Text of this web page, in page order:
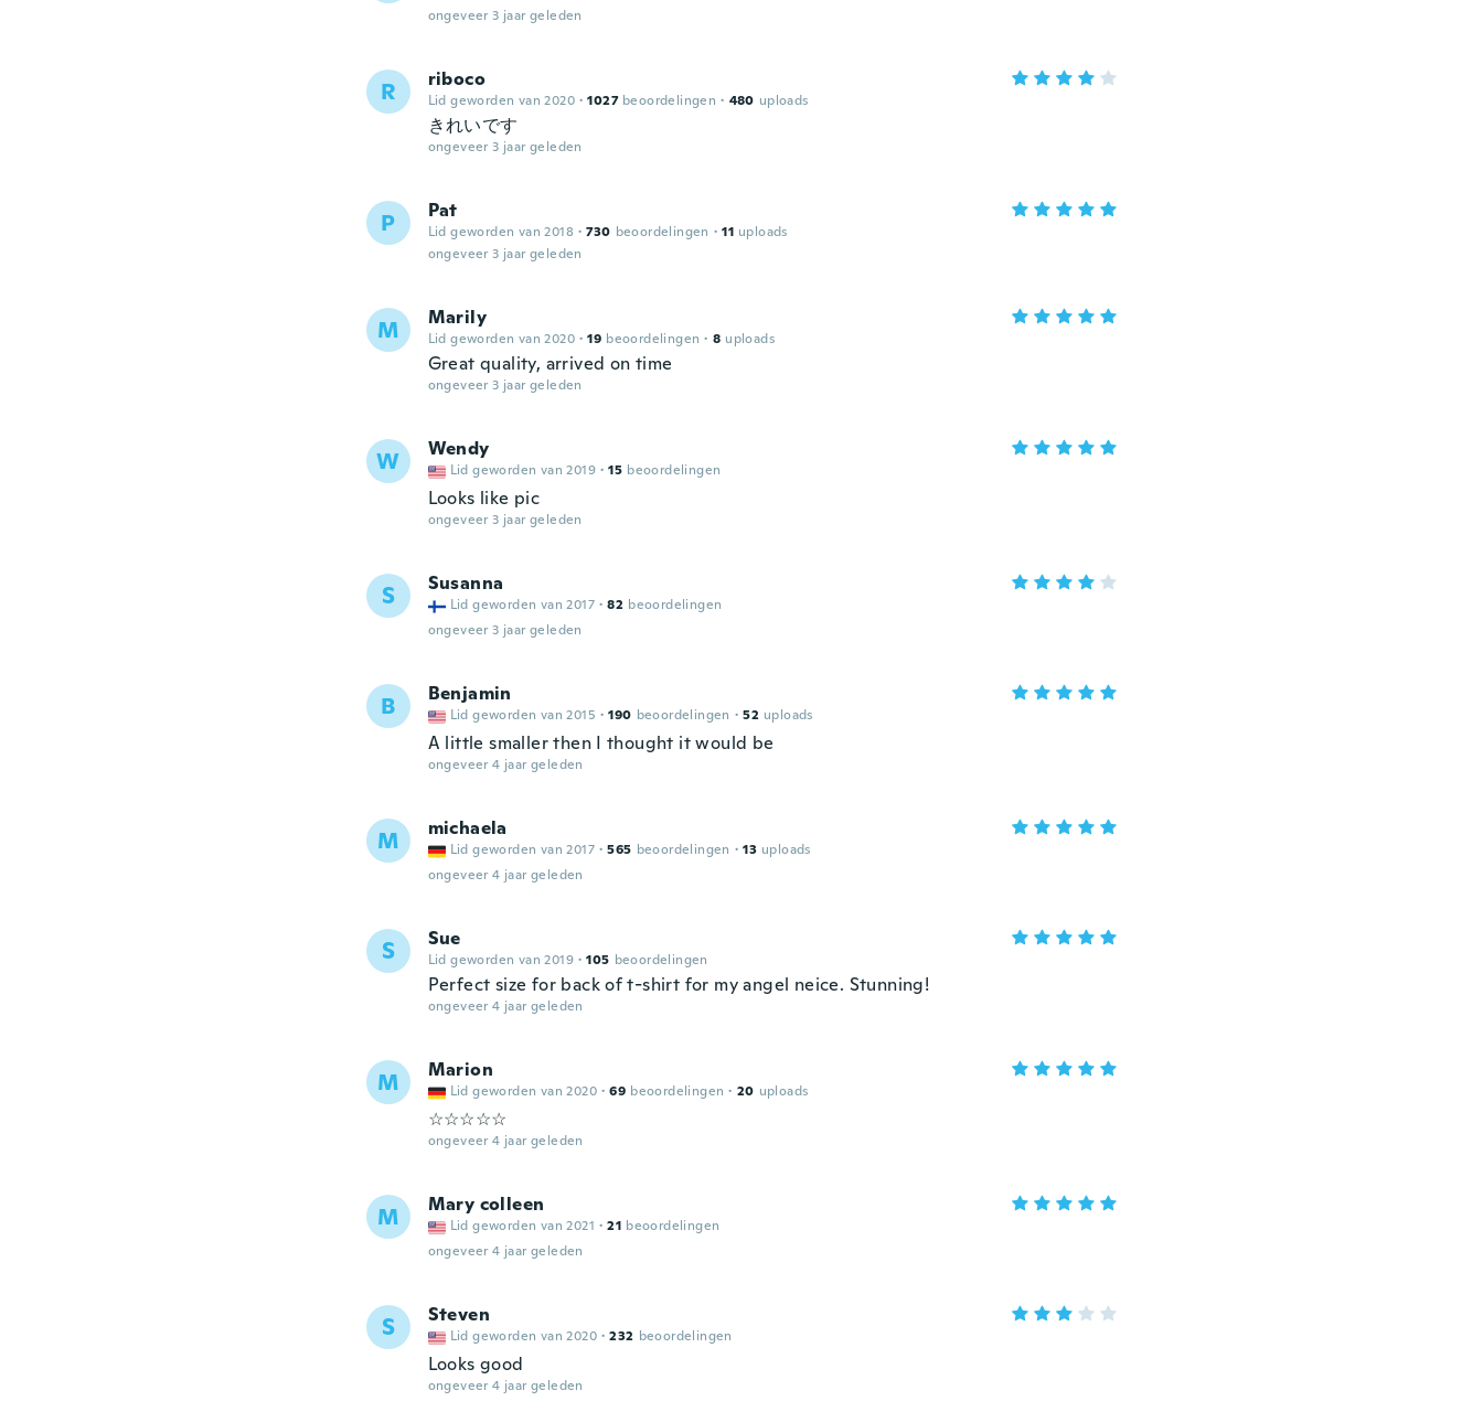
ongeveer 3 jaar geleden
R riboco
Lid geworden van 2020 · 1027 beoordelingen · 480 uploads
きれいです
ongeveer 3 jaar geleden
P Pat
Lid geworden van 2018 · 730 beoordelingen · 11 uploads
ongeveer 3 jaar geleden
M Marily
Lid geworden van 2020 · 19 beoordelingen · 8 uploads
Great quality, arrived on time
ongeveer 3 jaar geleden
W Wendy
Lid geworden van 2019 · 15 beoordelingen
Looks like pic
ongeveer 3 jaar geleden
S Susanna
Lid geworden van 2017 · 82 beoordelingen
ongeveer 3 jaar geleden
B Benjamin
Lid geworden van 2015 · 190 beoordelingen · 52 uploads
A little smaller then I thought it would be
ongeveer 4 jaar geleden
M michaela
Lid geworden van 2017 · 565 beoordelingen · 13 uploads
ongeveer 4 jaar geleden
S Sue
Lid geworden van 2019 · 105 beoordelingen
Perfect size for back of t-shirt for my angel neice. Stunning!
ongeveer 4 jaar geleden
M Marion
Lid geworden van 2020 · 69 beoordelingen · 20 uploads
☆☆☆☆☆
ongeveer 4 jaar geleden
M Mary colleen
Lid geworden van 2021 · 21 beoordelingen
ongeveer 4 jaar geleden
S Steven
Lid geworden van 2020 · 232 beoordelingen
Looks good
ongeveer 4 jaar geleden